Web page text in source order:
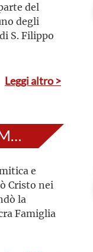
del
degli
S. Filippo
Leggi altro >
Maria Teresa Chiramel Mankidiyan
e
Cristo nei
la
Famiglia